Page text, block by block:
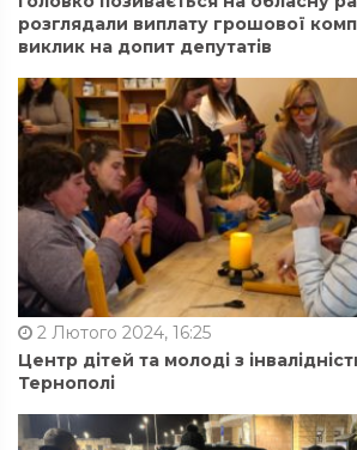
розглядали виплату грошової
виклик на допит депутатів
2 Лютого 2024, 16:25
Центр дітей та молоді з
Тернополі